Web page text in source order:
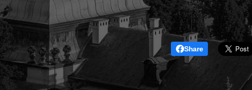
Share